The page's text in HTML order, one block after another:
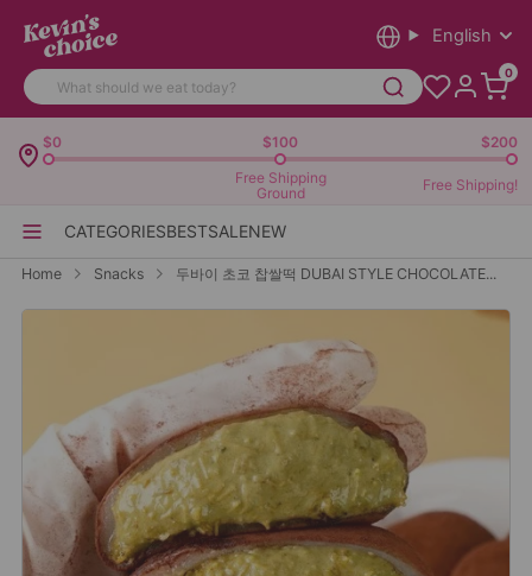
English
0
CATEGORIESBESTSALENEW
$0 $100
$200
Free Shipping
Ground
Free Shipping!
Home Snacks 두바이 초코 찹쌀떡 DUBAI STYLE CHOCOLATE...